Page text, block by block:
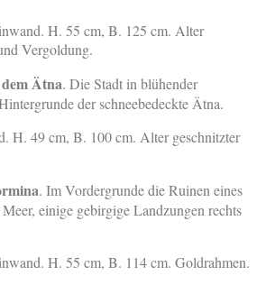
H. 55 cm, B. 125 cm. Alter
Vergoldung.
Ätna. Die Stadt in blühender
der schneebedeckte Ätna.
H. 49 cm, B. 100 cm. Alter geschnitzter
. Im Vordergrunde die Ruinen eines
einige gebirgige Landzungen rechts
H. 55 cm, B. 114 cm. Goldrahmen.